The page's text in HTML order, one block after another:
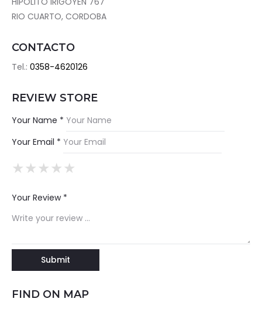
RIO CUARTO, CORDOBA
CONTACTO
Tel.: 0358-4620126
REVIEW STORE
Your Name *
Your Email *
★
★★
★★★
★★★★
★★★★★
Your Review *
FIND ON MAP